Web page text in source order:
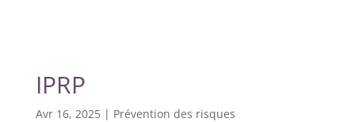
IPRP
Avr 16, 2025| Prévention des risques